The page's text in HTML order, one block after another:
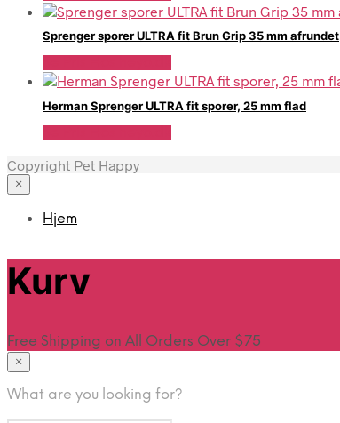
Sprenger sporer ULTRA fit Brun Grip 35 mm afrundet
Herman Sprenger ULTRA fit sporer, 25 mm flad
Copyright Pet Happy
×
Hjem
Kurv
Free Shipping on All Orders Over $75
×
What are you looking for?